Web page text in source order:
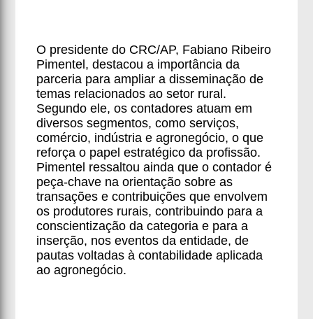
O presidente do CRC/AP, Fabiano Ribeiro
Pimentel, destacou a importância da
parceria para ampliar a disseminação de
temas relacionados ao setor rural.
Segundo ele, os contadores atuam em
diversos segmentos, como serviços,
comércio, indústria e agronegócio, o que
reforça o papel estratégico da profissão.
Pimentel ressaltou ainda que o contador é
peça-chave na orientação sobre as
transações e contribuições que envolvem
os produtores rurais, contribuindo para a
conscientização da categoria e para a
inserção, nos eventos da entidade, de
pautas voltadas à contabilidade aplicada
ao agronegócio.